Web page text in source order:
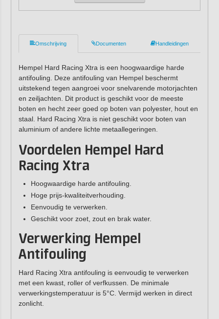
Omschrijving Documenten Handleidingen
Hempel Hard Racing Xtra is een hoogwaardige harde
antifouling. Deze antifouling van Hempel beschermt
uitstekend tegen aangroei voor snelvarende motorjachten
en zeiljachten. Dit product is geschikt voor de meeste
boten en hecht zeer goed op boten van polyester, hout en
staal. Hard Racing Xtra is niet geschikt voor boten van
aluminium of andere lichte metaallegeringen.
Voordelen Hempel Hard
Racing Xtra
Hoogwaardige harde antifouling.
Hoge prijs-kwaliteitverhouding.
Eenvoudig te verwerken.
Geschikt voor zoet, zout en brak water.
Verwerking Hempel
Antifouling
Hard Racing Xtra antifouling is eenvoudig te verwerken
met een kwast, roller of verfkussen. De minimale
verwerkingstemperatuur is 5°C. Vermijd werken in direct
zonlicht.